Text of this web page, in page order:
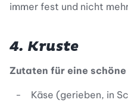
immer fest und nicht
4. Kruste
Zutaten für eine schöne
Käse (gerieben, in